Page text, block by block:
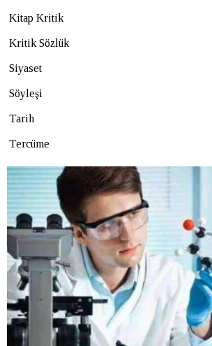
Kitap Kritik
Kritik Sözlük
Siyaset
Söyleşi
Tarih
Tercüme